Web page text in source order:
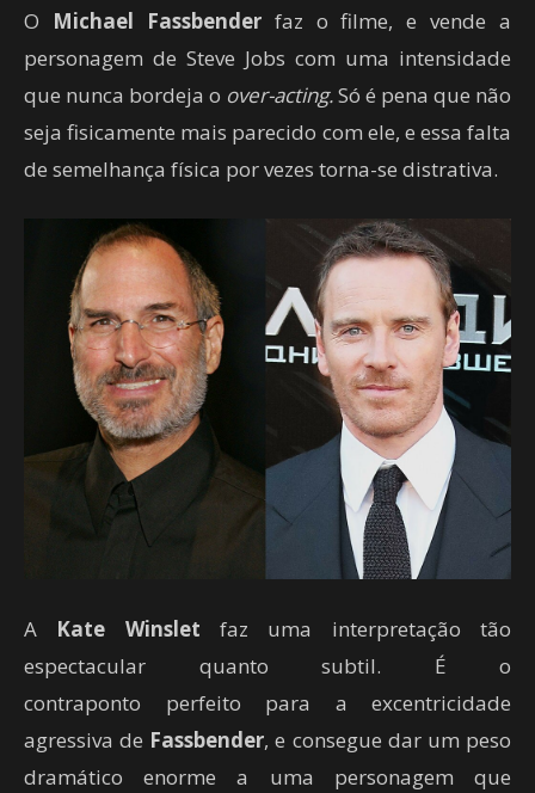
O Michael Fassbenderfaz o filme, e vende a
personagem de Steve Jobs com uma intensidade
que nunca bordeja o over-acting.Só é pena que não
seja fisicamente mais parecido com ele, e essa falta
de semelhança física por vezes torna-se distrativa.
A Kate Winslet faz uma interpretação tão
espectacular quanto subtil. É o
contraponto perfeito para a excentricidade
agressiva de Fassbender, e consegue dar um peso
dramático enorme a uma personagem que